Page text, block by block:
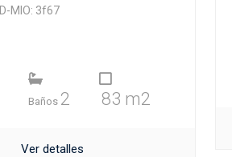
ID-MIO: 3f67
Baños 2 83 m2
Ver detalles